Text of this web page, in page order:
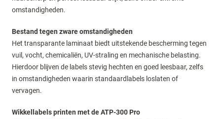
omstandigheden.
Bestand tegen zware omstandigheden
Het transparante laminaat biedt uitstekende bescherming tegen
vuil, vocht, chemicaliën, UV-straling en mechanische belasting.
Hierdoor blijven de labels stevig hechten en goed leesbaar, zelfs
in omstandigheden waarin standaardlabels loslaten of
vervagen.
Wikkellabels printen met de ATP-300 Pro